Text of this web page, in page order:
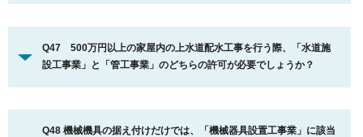
Q47 500万円以上の家屋内の上水道配水工事を行う際、「水道施
設工事業」と「管工事業」のどちらの許可が必要でしょうか？
Q48 機械機具の据え付けだけでは、「機械器具設置工事業」に該当